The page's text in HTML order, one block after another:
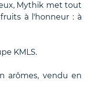
Mythik met tout
à l'honneur : à
KMLS.
arômes, vendu en